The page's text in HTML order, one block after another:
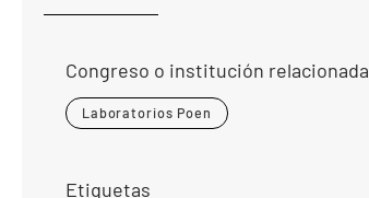
Congreso o institución relacionada
Laboratorios Poen
Etiquetas